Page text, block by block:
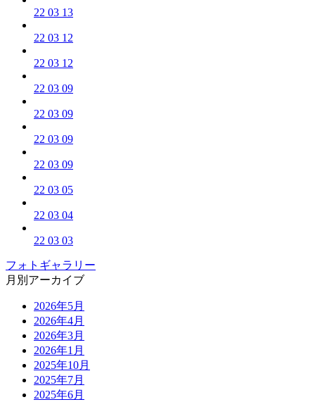
22 03 13
22 03 12
22 03 12
22 03 09
22 03 09
22 03 09
22 03 09
22 03 05
22 03 04
22 03 03
フォトギャラリー
月別アーカイブ
2026年5月
2026年4月
2026年3月
2026年1月
2025年10月
2025年7月
2025年6月